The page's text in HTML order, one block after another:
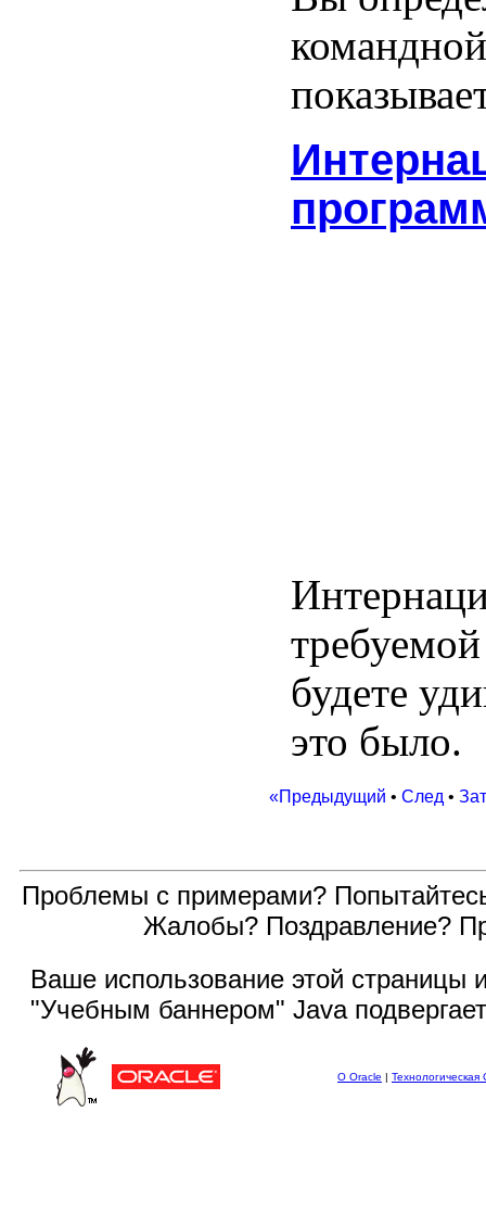
будете
это было.
«Предыдущий • След •
Проблемы с примерами?
Жалобы? Поздравление?
Ваше использование этой страницы
"Учебным баннером" Java
О Oracle | Технологическая